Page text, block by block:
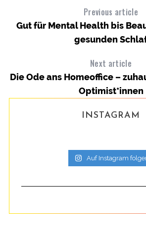
Previous article
Gut für Mental Health bis
gesunden
Next article
Die Ode ans Homeoffice –
Optimist*innen
INSTAGRAM
Auf Instagram